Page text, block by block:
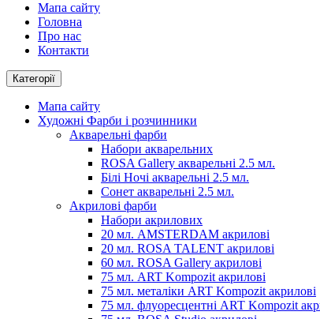
Мапа сайту
Головна
Про нас
Контакти
Категорії
Мапа сайту
Художні Фарби і розчинники
Акварельні фарби
Набори акварельних
ROSA Gallery акварельні 2.5 мл.
Білі Ночі акварельні 2.5 мл.
Сонет акварельні 2.5 мл.
Акрилові фарби
Набори акрилових
20 мл. AMSTERDAM акрилові
20 мл. ROSA TALENT акрилові
60 мл. ROSA Gallery акрилові
75 мл. ART Kompozit акрилові
75 мл. металіки ART Kompozit акрилові
75 мл. флуоресцентні ART Kompozit